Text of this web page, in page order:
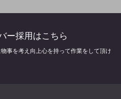
ー採用はこちら
事を考え向上心を持って作業をして頂け